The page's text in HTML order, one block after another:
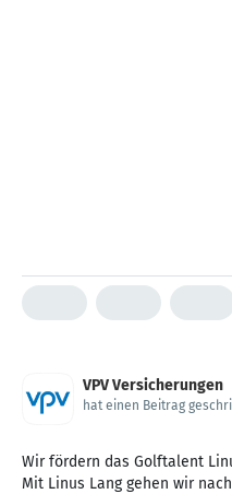
VPV Versicherungen
hat einen Beitrag
Wir fördern das Golftalent
Mit Linus Lang gehen wir